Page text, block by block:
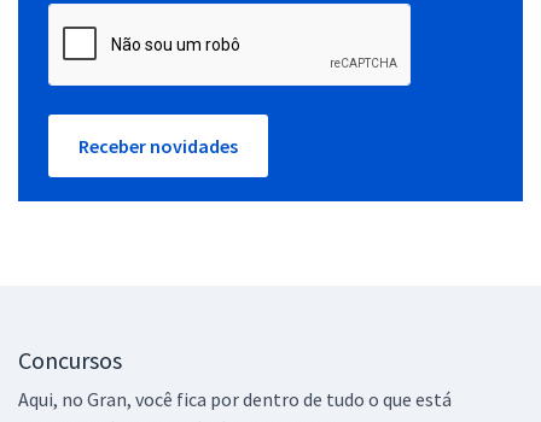
Receber novidades
Concursos
Aqui, no Gran, você fica por dentro de tudo o que está